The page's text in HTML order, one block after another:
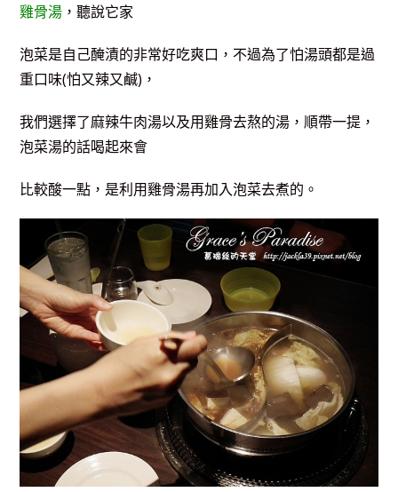
雞骨湯 ，聽說它家
泡菜是自己醃漬的非常好吃爽口，不過為了怕湯頭都是過
重口味(怕又辣又鹹)，
我們選擇了麻辣牛肉湯以及用雞骨去熬的湯，順帶一提，
泡菜湯的話喝起來會
比較酸一點，是利用雞骨湯再加入泡菜去煮的。